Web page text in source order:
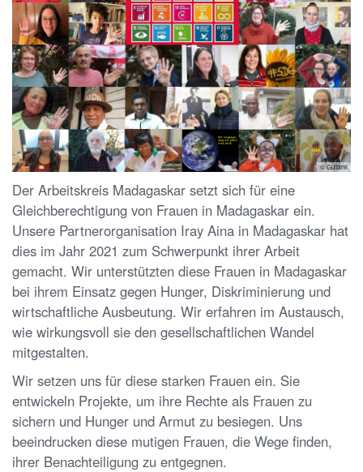
© Gulbins
Der Arbeitskreis Madagaskar setzt sich für eine
Gleichberechtigung von Frauen in Madagaskar ein.
Unsere Partnerorganisation Iray Aina in Madagaskar hat
dies im Jahr 2021 zum Schwerpunkt ihrer Arbeit
gemacht. Wir unterstützten diese Frauen in Madagaskar
bei ihrem Einsatz gegen Hunger, Diskriminierung und
wirtschaftliche Ausbeutung. Wir erfahren im Austausch,
wie wirkungsvoll sie den gesellschaftlichen Wandel
mitgestalten.
Wir setzen uns für diese starken Frauen ein. Sie
entwickeln Projekte, um ihre Rechte als Frauen zu
sichern und Hunger und Armut zu besiegen. Uns
beeindrucken diese mutigen Frauen, die Wege finden,
ihrer Benachteiligung zu entgegnen.